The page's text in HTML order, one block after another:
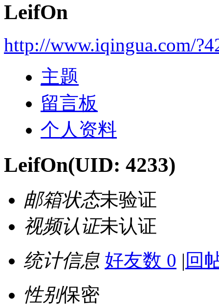
LeifOn
http://www.iqingua.com/
主题
留言板
个人资料
LeifOn(UID: 4233)
邮箱状态未验证
视频认证未认证
统计信息 好友数 0 | 回
性别保密